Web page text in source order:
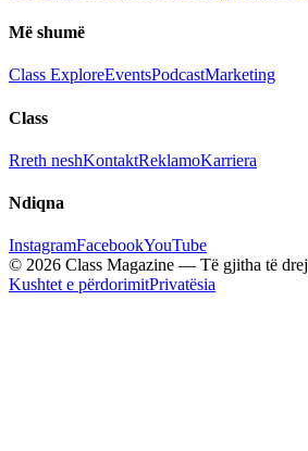
Më shumë
Class ExploreEventsPodcastMarketing
Class
Rreth neshKontaktReklamoKarriera
Ndiqna
InstagramFacebookYouTube
© 2026 Class Magazine — Të gjitha të
Kushtet e përdorimitPrivatësia